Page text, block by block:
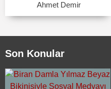
Ahmet Demir
Son Konular